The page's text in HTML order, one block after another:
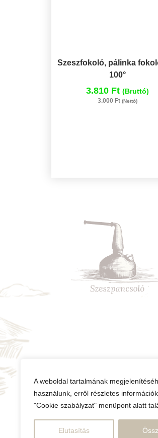
A weboldal tartalmának
használunk, erről részletes
"Cookie szabályzat" menüpont alatt
Elutasítás
Szeszfokoló, pálinka
100°
3.810 Ft (Bruttó)
3.000 Ft (Nettó)
Adatvédelmi